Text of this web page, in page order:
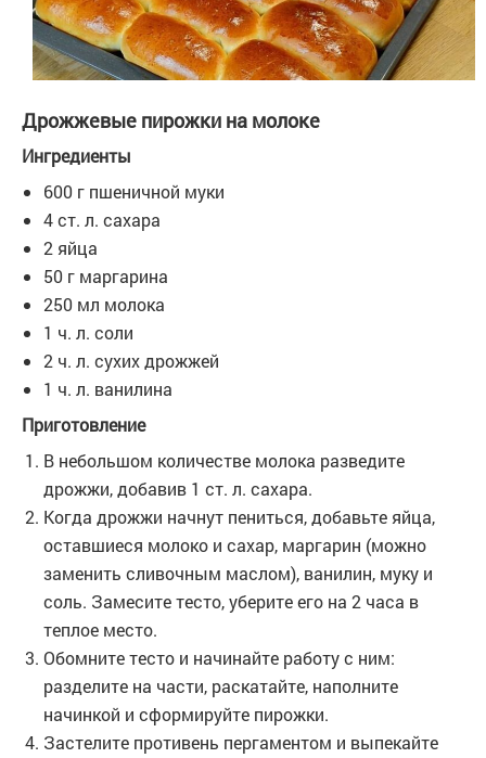
Дрожжевые пирожки на молоке
Ингредиенты
600 г пшеничной муки
4 ст. л. сахара
2 яйца
50 г маргарина
250 мл молока
1 ч. л. соли
2 ч. л. сухих дрожжей
1 ч. л. ванилина
Приготовление
В небольшом количестве молока разведите
дрожжи, добавив 1 ст. л. сахара.
Когда дрожжи начнут пениться, добавьте яйца,
оставшиеся молоко и сахар, маргарин (можно
заменить сливочным маслом), ванилин, муку и
соль. Замесите тесто, уберите его на 2 часа в
теплое место.
Обомните тесто и начинайте работу с ним:
разделите на части, раскатайте, наполните
начинкой и сформируйте пирожки.
Застелите противень пергаментом и выпекайте